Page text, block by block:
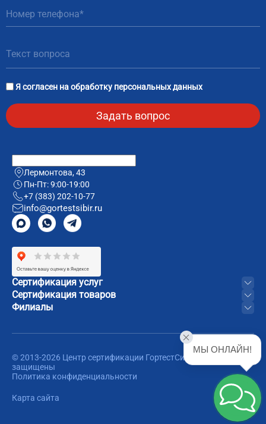
Я согласен наобработку персональных данных
Сертификация услуг
Сертификация товаров
Филиалы
Лермонтова, 43
Пн-Пт: 9:00-19:00
+7 (383) 202-10-77
info@gortestsibir.ru
© 2013-2026 Центр сертификации ГортестСибирь. Все права
защищены
Политика конфиденциальности
Карта сайта
МЫ ОНЛАЙН!